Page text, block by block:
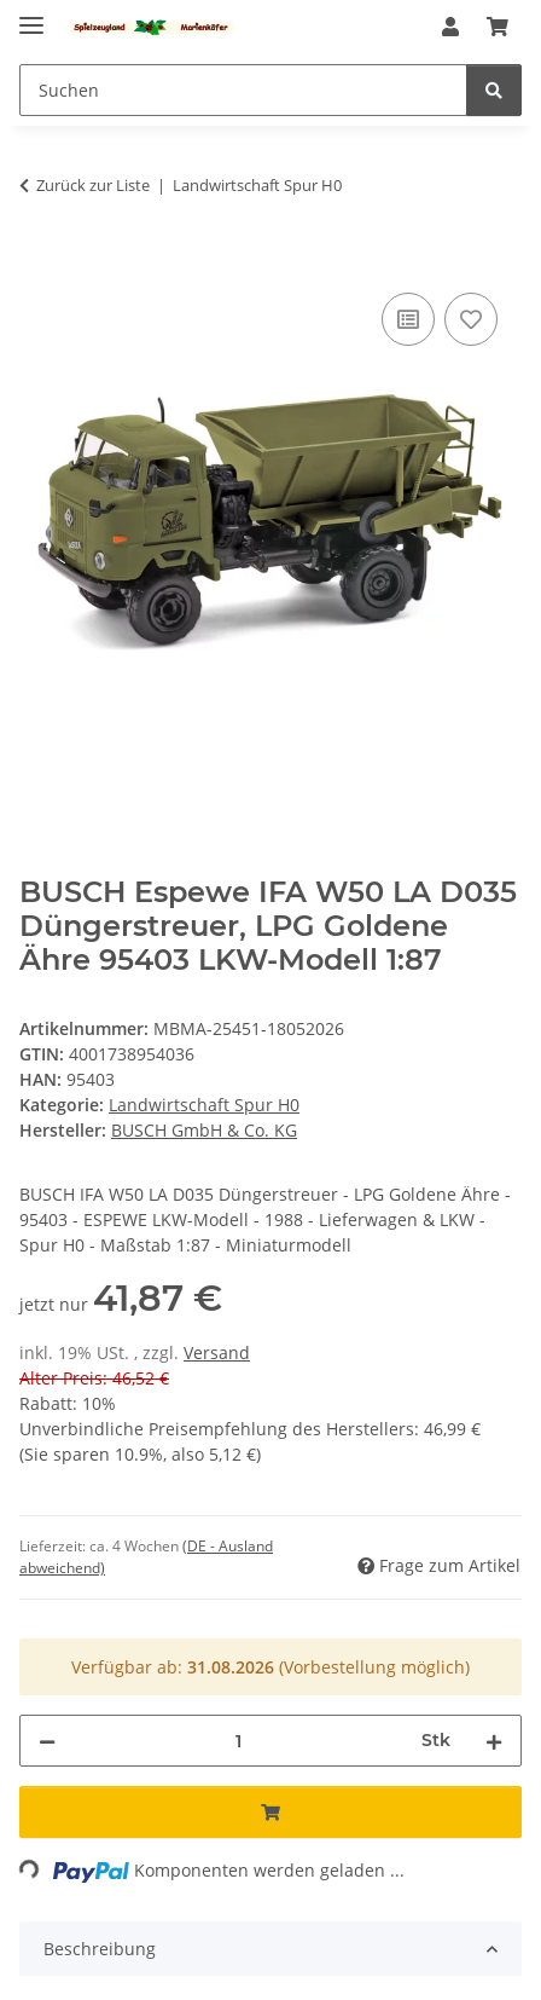
Zurück zur Liste Landwirtschaft Spur H0
BUSCH Espewe IFA W50 LA D035
Düngerstreuer, LPG Goldene
Ähre 95403 LKW-Modell 1:87
Artikelnummer: MBMA-25451-18052026
GTIN: 4001738954036
HAN: 95403
Kategorie: Landwirtschaft Spur H0
Hersteller: BUSCH GmbH & Co. KG
BUSCH IFA W50 LA D035 Düngerstreuer - LPG Goldene Ähre -
95403 - ESPEWE LKW-Modell - 1988 - Lieferwagen & LKW -
Spur H0 - Maßstab 1:87 - Miniaturmodell
jetzt nur 41,87 €
inkl. 19% USt. , zzgl. Versand
Alter Preis: 46,52 €
Rabatt: 10%
Unverbindliche Preisempfehlung des Herstellers: 46,99 €
(Sie sparen 10.9%, also 5,12 €)
Lieferzeit:ca. 4 Wochen(DE - Ausland
abweichend)
Frage zum Artikel
Verfügbar ab: 31.08.2026 (Vorbestellung möglich)
Stk
Loading... Komponenten werden geladen ...
Beschreibung